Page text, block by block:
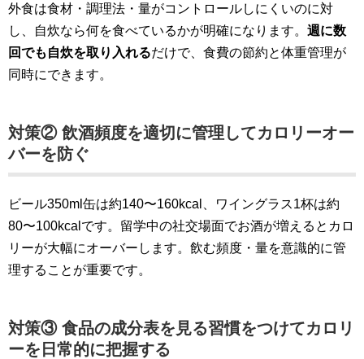
外食は食材・調理法・量がコントロールしにくいのに対
し、自炊なら何を食べているかが明確になります。 週に数
回でも自炊を取り入れるだけで、食費の節約と体重管理が
同時にできます。
対策② 飲酒頻度を適切に管理してカロリーオー
バーを防ぐ
ビール350ml缶は約140〜160kcal、ワイングラス1杯は約
80〜100kcalです。留学中の社交場面でお酒が増えるとカロ
リーが大幅にオーバーします。飲む頻度・量を意識的に管
理することが重要です。
対策③ 食品の成分表を見る習慣をつけてカロリ
ーを日常的に把握する